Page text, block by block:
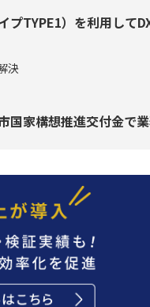
プTYPE1）を利用して
決
国家構想推進交付金で